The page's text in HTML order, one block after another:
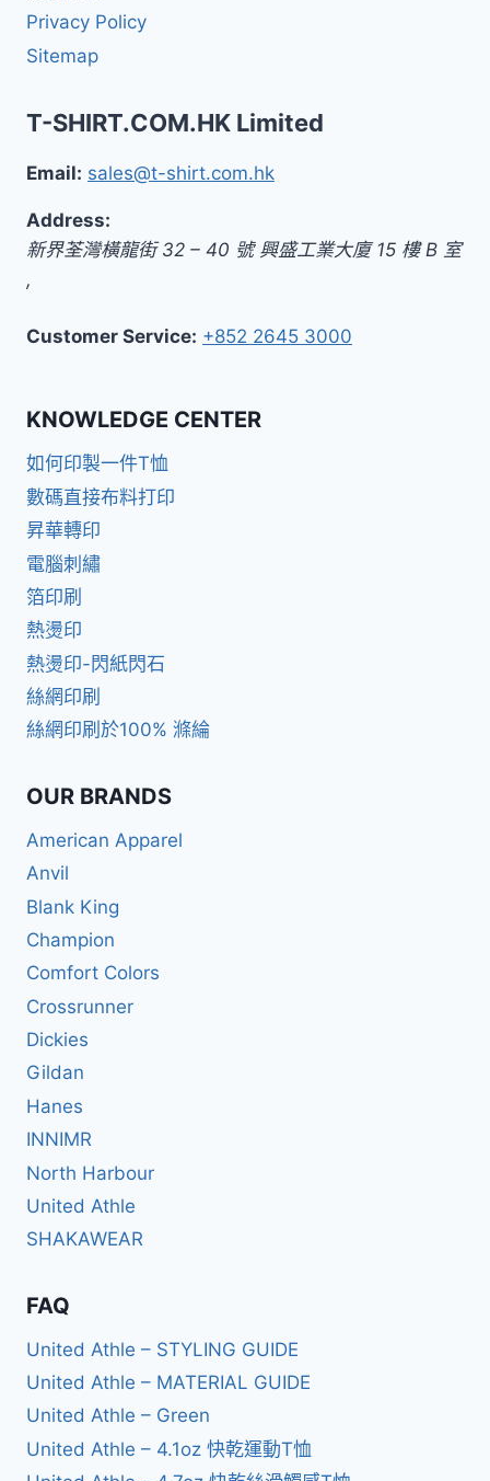
Privacy Policy
Sitemap
T-SHIRT.COM.HK Limited
Email: sales@t-shirt.com.hk
Address:
新界荃灣橫龍街 32 – 40 號 興盛工業大廈 15 樓 B 室
,
Customer Service: +852 2645 3000
KNOWLEDGE CENTER
如何印製一件T恤
數碼直接布料打印
昇華轉印
電腦刺繡
箔印刷
熱燙印
熱燙印-閃紙閃石
絲網印刷
絲網印刷於100% 滌綸
OUR BRANDS
American Apparel
Anvil
Blank King
Champion
Comfort Colors
Crossrunner
Dickies
Gildan
Hanes
INNIMR
North Harbour
United Athle
SHAKAWEAR
FAQ
United Athle – STYLING GUIDE
United Athle – MATERIAL GUIDE
United Athle – Green
United Athle – 4.1oz 快乾運動T恤